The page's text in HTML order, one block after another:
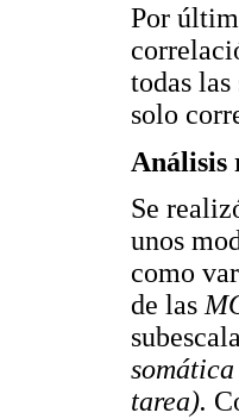
Por
todas
solo
Análisis
Se
unos
como
de las
somática
tarea).